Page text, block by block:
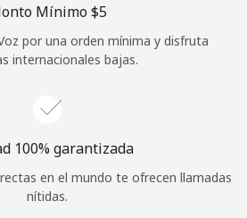
Mínimo ⁦$5⁩
por una orden mínima y disfruta
internacionales bajas.
100% garantizada
en el mundo te ofrecen llamadas
nítidas.